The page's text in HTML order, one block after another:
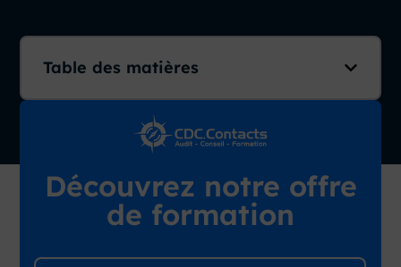
Table des matières
Découvrez notre offre
de formation